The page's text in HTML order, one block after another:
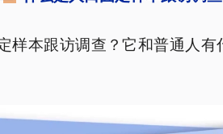
样本跟访调查？它和普通人有